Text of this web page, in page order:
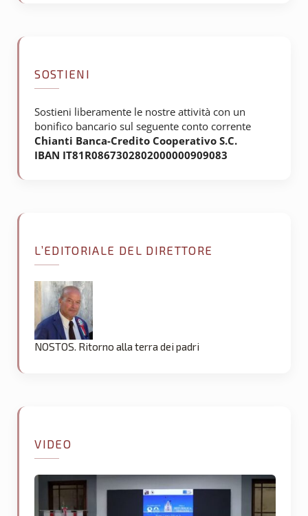
SOSTIENI
Sostieni liberamente le nostre attività con un
bonifico bancario sul seguente conto corrente
Chianti Banca-Credito Cooperativo S.C.
IBAN IT81R0867302802000000909083
L’EDITORIALE DEL DIRETTORE
NOSTOS. Ritorno alla terra dei padri
VIDEO